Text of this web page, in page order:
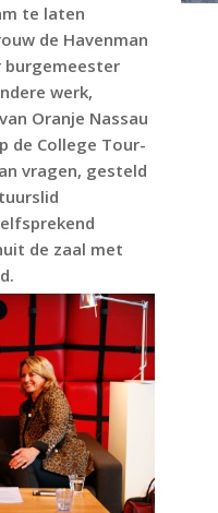
te laten
de Havenman
burgemeester
werk,
Oranje Nassau
de College Tour-
vragen, gesteld
de zaal met